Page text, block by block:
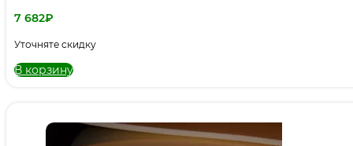
7 682₽
Уточняте скидку
В корзину